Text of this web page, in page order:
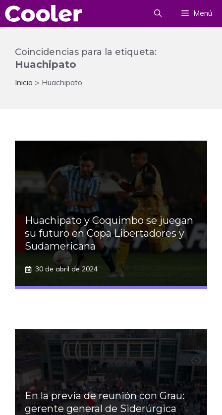
Saltar
al
Menú
Coincidencias para la etiqueta:
Huachipato
Inicio > Huachipato
Huachipato y Coquimbo se juegan
su futuro en Copa Libertadores y
Sudamericana
30 de abril de 2024
En la previa de reunión con Grau:
gerente general de Siderúrgica